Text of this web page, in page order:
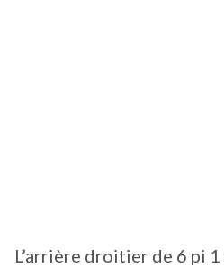
L’arrière droitier de 6 pi